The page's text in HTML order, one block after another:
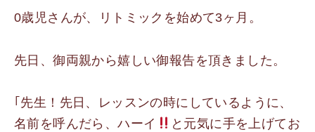
0歳児さんが、リトミックを始めて3ヶ月。
先日、御両親から嬉しい御報告を頂きました。
｢先生！先日、レッスンの時にしているように、
名前を呼んだら、ハーイ
と元気に手を上げてお